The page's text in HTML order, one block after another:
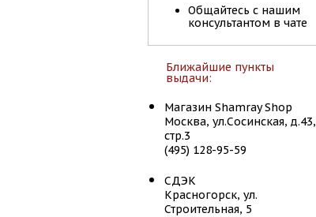
Общайтесь с нашим
консультантом в чате
Ближайшие пункты
выдачи:
Магазин Shamray Shop
Москва, ул.Сосинская, д.43,
стр.3
(495) 128-95-59
СДЭК
Красногорск, ул.
Строительная, 5